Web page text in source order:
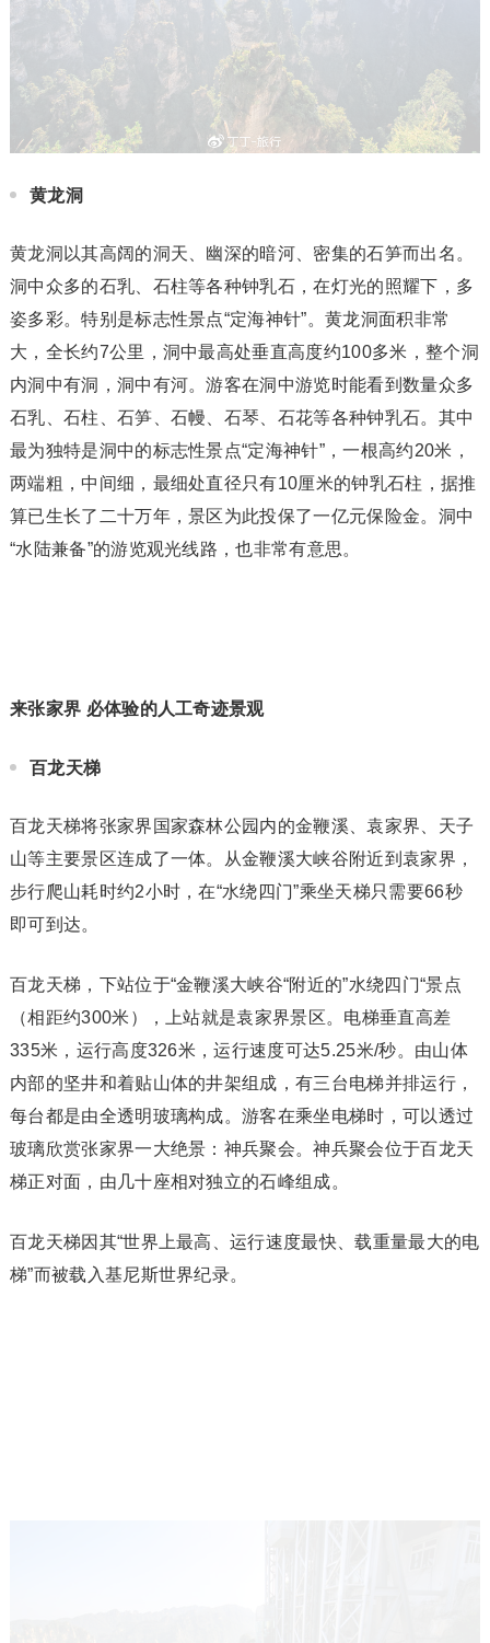
黄龙洞
黄龙洞以其高阔的洞天、幽深的暗河、密集的石笋而出名。
洞中众多的石乳、石柱等各种钟乳石，在灯光的照耀下，多
姿多彩。特别是标志性景点“定海神针”。黄龙洞面积非常
大，全长约7公里，洞中最高处垂直高度约100多米，整个洞
内洞中有洞，洞中有河。游客在洞中游览时能看到数量众多
石乳、石柱、石笋、石幔、石琴、石花等各种钟乳石。其中
最为独特是洞中的标志性景点“定海神针”，一根高约20米，
两端粗，中间细，最细处直径只有10厘米的钟乳石柱，据推
算已生长了二十万年，景区为此投保了一亿元保险金。洞中
“水陆兼备”的游览观光线路，也非常有意思。
来张家界 必体验的人工奇迹景观
百龙天梯
百龙天梯将张家界国家森林公园内的金鞭溪、袁家界、天子
山等主要景区连成了一体。从金鞭溪大峡谷附近到袁家界，
步行爬山耗时约2小时，在“水绕四门”乘坐天梯只需要66秒
即可到达。
百龙天梯，下站位于“金鞭溪大峡谷“附近的”水绕四门“景点
（相距约300米），上站就是袁家界景区。电梯垂直高差
335米，运行高度326米，运行速度可达5.25米/秒。由山体
内部的坚井和着贴山体的井架组成，有三台电梯并排运行，
每台都是由全透明玻璃构成。游客在乘坐电梯时，可以透过
玻璃欣赏张家界一大绝景：神兵聚会。神兵聚会位于百龙天
梯正对面，由几十座相对独立的石峰组成。
百龙天梯因其“世界上最高、运行速度最快、载重量最大的电
梯”而被载入基尼斯世界纪录。